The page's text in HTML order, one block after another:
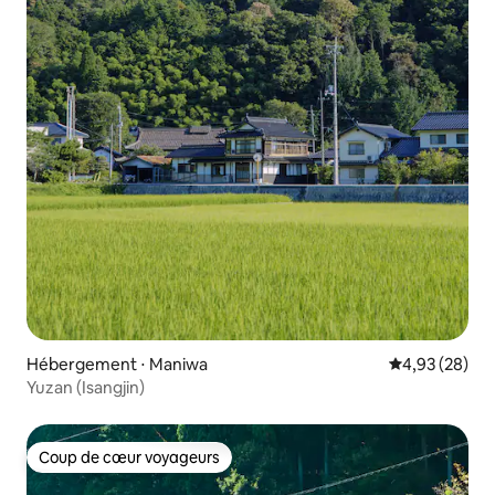
Hébergement ⋅ Maniwa Évaluation
4,93 (28)
Yuzan (Isangjin)
Coup de cœur voyageurs
Coup de cœur voyageurs